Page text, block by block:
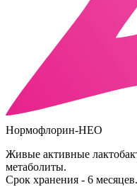
Нормофлорин-НЕО
Живые активные
метаболиты.
Срок хранения - 6 месяцев.